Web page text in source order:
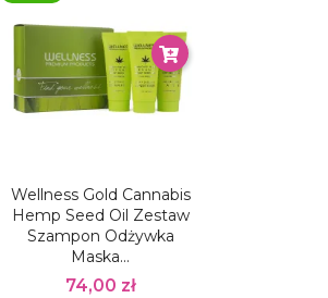
Wellness Gold Cannabis
Hemp Seed Oil Zestaw
Szampon Odżywka
Maska...
74,00 zł